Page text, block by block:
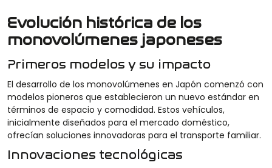
Evolución histórica de los
monovolúmenes japoneses
Primeros modelos y su impacto
El desarrollo de los monovolúmenes en Japón comenzó con
modelos pioneros que establecieron un nuevo estándar en
términos de espacio y comodidad. Estos vehículos,
inicialmente diseñados para el mercado doméstico,
ofrecían soluciones innovadoras para el transporte familiar.
Innovaciones tecnológicas